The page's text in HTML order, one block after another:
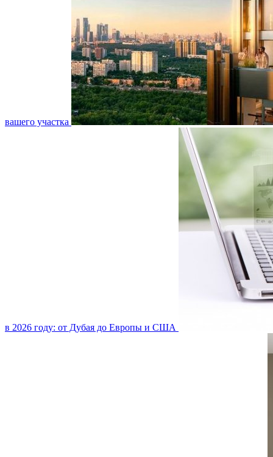
вашего участка
в 2026 году: от Дубая до Европы и США